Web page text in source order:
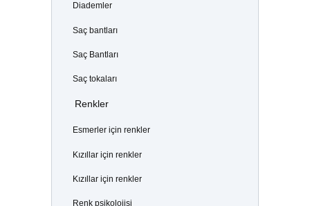
Diademler
Saç bantları
Saç Bantları
Saç tokaları
Renkler
Esmerler için renkler
Kızıllar için renkler
Kızıllar için renkler
Renk psikolojisi